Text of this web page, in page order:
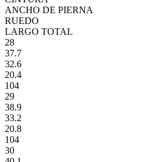
ANCHO DE PIERNA
RUEDO
LARGO TOTAL
28
37.7
32.6
20.4
104
29
38.9
33.2
20.8
104
30